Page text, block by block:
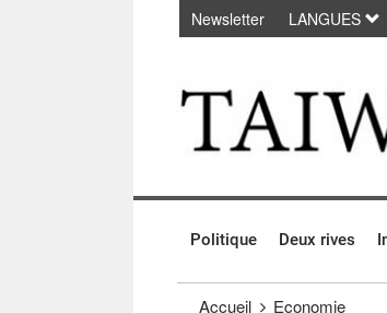
Passer au contenu principal
Newsletter LANGUES
Politique Deux rives
Accueil Economie